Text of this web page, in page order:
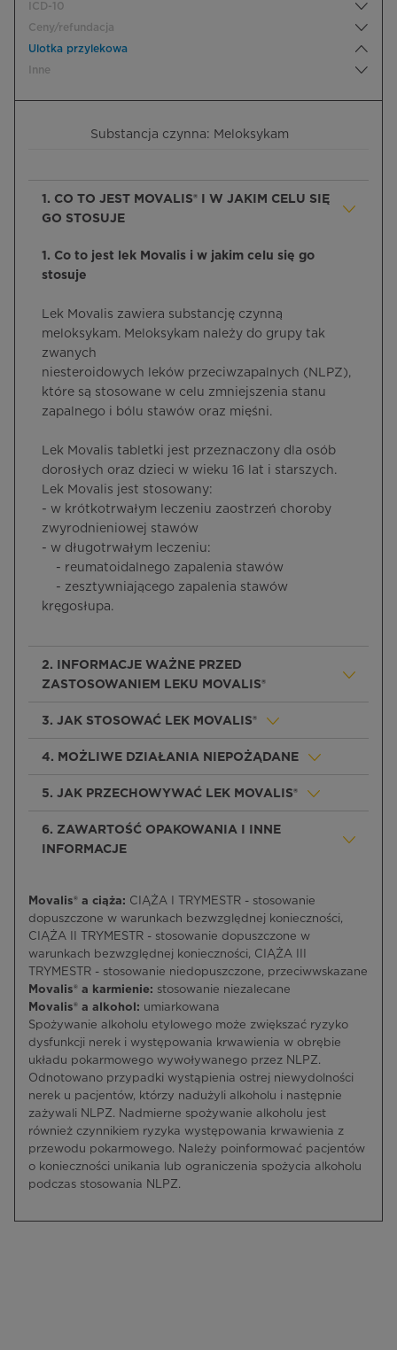
ICD-10
Ceny/refundacja
Ulotka przylekowa
Inne
Substancja czynna: Meloksykam
1. CO TO JEST MOVALIS® I W JAKIM CELU SIĘ
GO STOSUJE
1. Co to jest lek Movalis i w jakim celu się go
stosuje
Lek Movalis zawiera substancję czynną
meloksykam. Meloksykam należy do grupy tak
zwanych
niesteroidowych leków przeciwzapalnych (NLPZ),
które są stosowane w celu zmniejszenia stanu
zapalnego i bólu stawów oraz mięśni.
Lek Movalis tabletki jest przeznaczony dla osób
dorosłych oraz dzieci w wieku 16 lat i starszych.
Lek Movalis jest stosowany:
- w krótkotrwałym leczeniu zaostrzeń choroby
zwyrodnieniowej stawów
- w długotrwałym leczeniu:
- reumatoidalnego zapalenia stawów
- zesztywniającego zapalenia stawów
kręgosłupa.
2. INFORMACJE WAŻNE PRZED
ZASTOSOWANIEM LEKU MOVALIS®
3. JAK STOSOWAĆ LEK MOVALIS®
4. MOŻLIWE DZIAŁANIA NIEPOŻĄDANE
5. JAK PRZECHOWYWAĆ LEK MOVALIS®
6. ZAWARTOŚĆ OPAKOWANIA I INNE
INFORMACJE
Movalis® a ciąża: CIĄŻA I TRYMESTR - stosowanie
dopuszczone w warunkach bezwzględnej konieczności,
CIĄŻA II TRYMESTR - stosowanie dopuszczone w
warunkach bezwzględnej konieczności, CIĄŻA III
TRYMESTR - stosowanie niedopuszczone, przeciwwskazane
Movalis® a karmienie: stosowanie niezalecane
Movalis® a alkohol: umiarkowana
Spożywanie alkoholu etylowego może zwiększać ryzyko
dysfunkcji nerek i występowania krwawienia w obrębie
układu pokarmowego wywoływanego przez NLPZ.
Odnotowano przypadki wystąpienia ostrej niewydolności
nerek u pacjentów, którzy nadużyli alkoholu i następnie
zażywali NLPZ. Nadmierne spożywanie alkoholu jest
również czynnikiem ryzyka występowania krwawienia z
przewodu pokarmowego. Należy poinformować pacjentów
o konieczności unikania lub ograniczenia spożycia alkoholu
podczas stosowania NLPZ.